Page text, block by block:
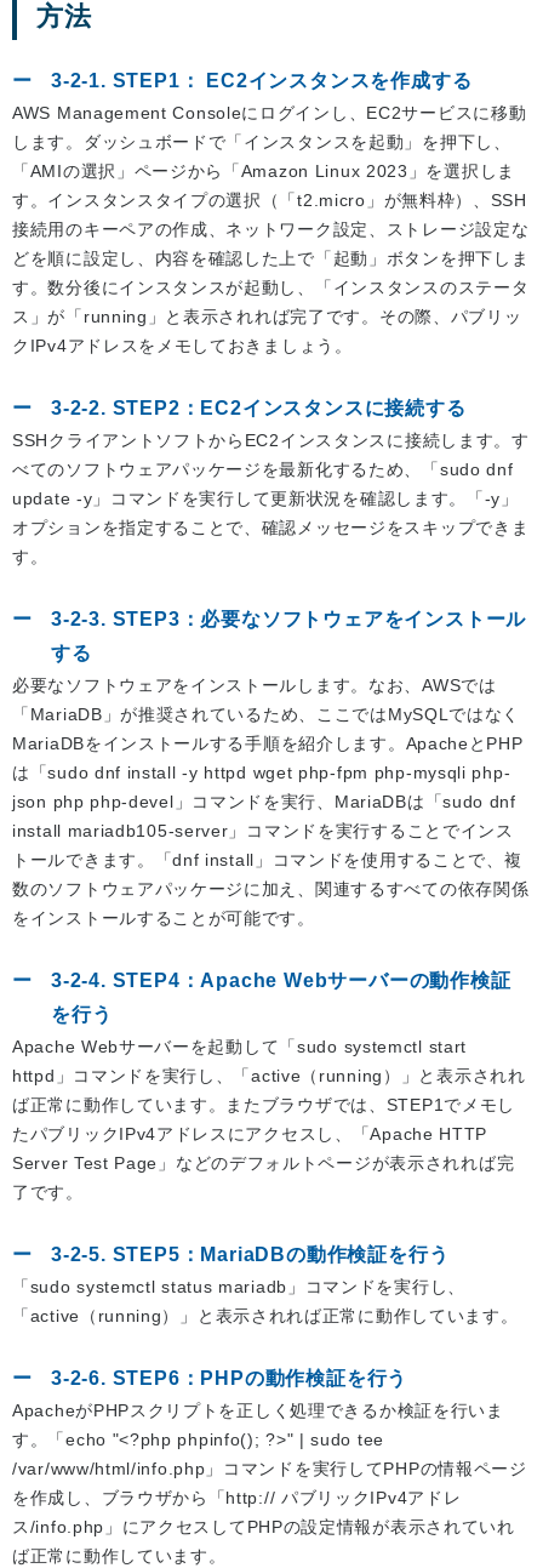
方法
3-2-1. STEP1： EC2インスタンスを作成する
AWS Management Consoleにログインし、EC2サービスに移動
します。ダッシュボードで「インスタンスを起動」を押下し、
「AMIの選択」ページから「Amazon Linux 2023」を選択しま
す。インスタンスタイプの選択（「t2.micro」が無料枠）、SSH
接続用のキーペアの作成、ネットワーク設定、ストレージ設定な
どを順に設定し、内容を確認した上で「起動」ボタンを押下しま
す。数分後にインスタンスが起動し、「インスタンスのステータ
ス」が「running」と表示されれば完了です。その際、パブリッ
クIPv4アドレスをメモしておきましょう。
3-2-2. STEP2：EC2インスタンスに接続する
SSHクライアントソフトからEC2インスタンスに接続します。す
べてのソフトウェアパッケージを最新化するため、「sudo dnf
update -y」コマンドを実行して更新状況を確認します。「-y」
オプションを指定することで、確認メッセージをスキップできま
す。
3-2-3. STEP3：必要なソフトウェアをインストール
する
必要なソフトウェアをインストールします。なお、AWSでは
「MariaDB」が推奨されているため、ここではMySQLではなく
MariaDBをインストールする手順を紹介します。ApacheとPHP
は「sudo dnf install -y httpd wget php-fpm php-mysqli php-
json php php-devel」コマンドを実行、MariaDBは「sudo dnf
install mariadb105-server」コマンドを実行することでインス
トールできます。「dnf install」コマンドを使用することで、複
数のソフトウェアパッケージに加え、関連するすべての依存関係
をインストールすることが可能です。
3-2-4. STEP4：Apache Webサーバーの動作検証
を行う
Apache Webサーバーを起動して「sudo systemctl start
httpd」コマンドを実行し、「active（running）」と表示されれ
ば正常に動作しています。またブラウザでは、STEP1でメモし
たパブリックIPv4アドレスにアクセスし、「Apache HTTP
Server Test Page」などのデフォルトページが表示されれば完
了です。
3-2-5. STEP5：MariaDBの動作検証を行う
「sudo systemctl status mariadb」コマンドを実行し、
「active（running）」と表示されれば正常に動作しています。
3-2-6. STEP6：PHPの動作検証を行う
ApacheがPHPスクリプトを正しく処理できるか検証を行いま
す。「echo "<?php phpinfo(); ?>" | sudo tee
/var/www/html/info.php」コマンドを実行してPHPの情報ページ
を作成し、ブラウザから「http:// パブリックIPv4アドレ
ス/info.php」にアクセスしてPHPの設定情報が表示されていれ
ば正常に動作しています。